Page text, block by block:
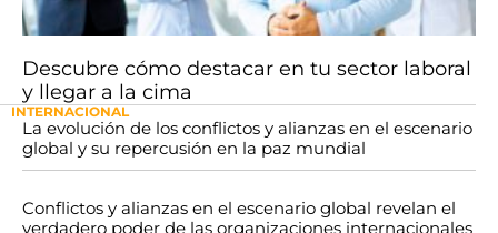
Descubre cómo destacar en tu sector laboral
y llegar a la cima
INTERNACIONAL
La evolución de los conflictos y alianzas en el escenario
global y su repercusión en la paz mundial
Conflictos y alianzas en el escenario global revelan el
verdadero poder de las organizaciones internacionales